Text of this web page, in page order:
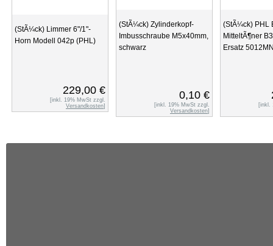
(StÃ¼ck) Limmer 6"/1"-
Horn Modell 042p (PHL)
229,00 €
[inkl. 19% MwSt zzgl.
Versandkosten]
(StÃ¼ck) Zylinderkopf-
Imbusschraube M5x40mm,
schwarz
0,10 €
[inkl. 19% MwSt zzgl.
Versandkosten]
(StÃ¼ck) PHL
MitteltÃ¶ner
Ersatz
[inkl.